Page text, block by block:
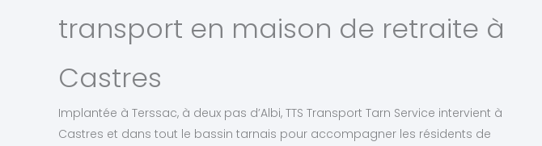
transport en maison de retraite à
Castres
Implantée à Terssac, à deux pas d’Albi, TTS Transport Tarn Service intervient à
Castres et dans tout le bassin tarnais pour accompagner les résidents de